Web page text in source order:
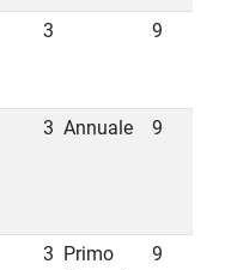
3 9
3 Annuale 9
3 Primo
9